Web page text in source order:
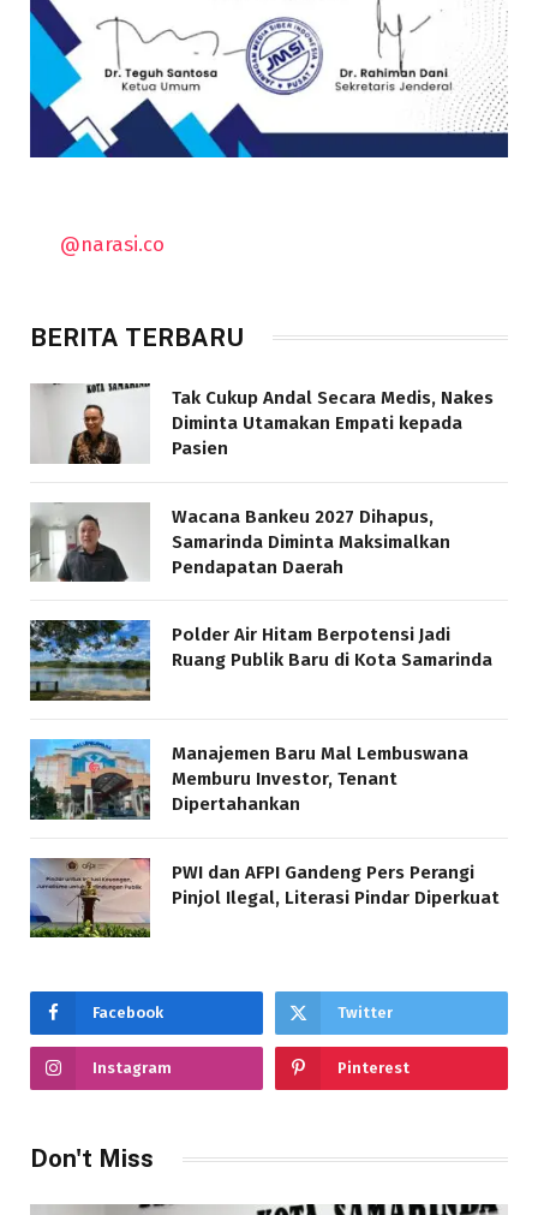
@narasi.co
BERITA TERBARU
Tak Cukup Andal Secara Medis, Nakes
Diminta Utamakan Empati kepada
Pasien
Wacana Bankeu 2027 Dihapus,
Samarinda Diminta Maksimalkan
Pendapatan Daerah
Polder Air Hitam Berpotensi Jadi
Ruang Publik Baru di Kota Samarinda
Manajemen Baru Mal Lembuswana
Memburu Investor, Tenant
Dipertahankan
PWI dan AFPI Gandeng Pers Perangi
Pinjol Ilegal, Literasi Pindar Diperkuat
Facebook Twitter
Instagram Pinterest
Don't Miss